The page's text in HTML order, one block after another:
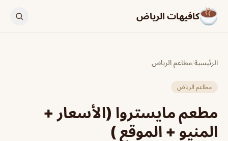
كافيهات الرياض
الرئيسية/مطاعم الرياض
مطاعم الرياض
مطعم مايستروا (الأسعار +
المنيو + الموقع )